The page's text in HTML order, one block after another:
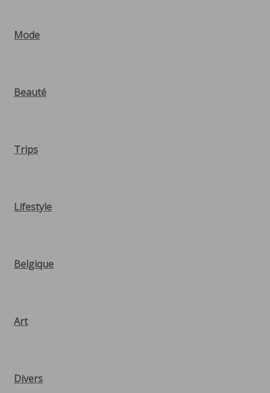
Mode
Beauté
Trips
Lifestyle
Belgique
Art
Divers